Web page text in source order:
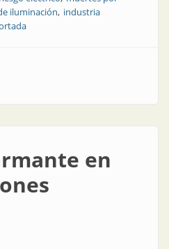
iluminación industria
eléctrica, ¿un peligro?
en